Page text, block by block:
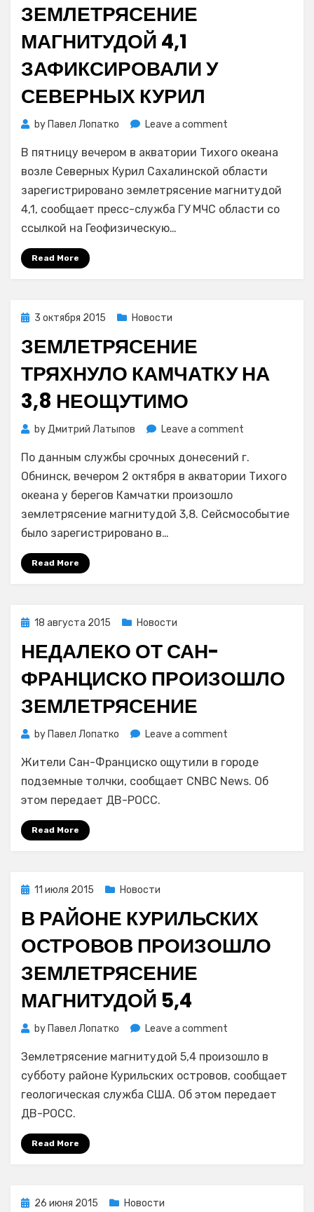
ЗЕМЛЕТРЯСЕНИЕ
МАГНИТУДОЙ 4,1
ЗАФИКСИРОВАЛИ У
СЕВЕРНЫХ КУРИЛ
by Павел Лопатко Leave a comment
магнитудой
4,1
зафиксировали
Северных
В пятницу вечером в акватории Тихого океана
возле Северных Курил Сахалинской области
зарегистрировано землетрясение магнитудой
4,1, сообщает пресс-служба ГУ МЧС области со
ссылкой на Геофизическую…
Read More
Posted
3 октября 2015 Новости
ЗЕМЛЕТРЯСЕНИЕ
ТРЯХНУЛО КАМЧАТКУ НА
3,8 НЕОЩУТИМО
byДмитрий Латыпов Leave a comment
тряхнуло
Камчатку
неощутимо
По данным службы срочных донесений г.
Обнинск, вечером 2 октября в акватории Тихого
океана у берегов Камчатки произошло
землетрясение магнитудой 3,8. Сейсмособытие
было зарегистрировано в…
Read More
Posted
18 августа 2015 Новости
НЕДАЛЕКО ОТ САН-
ФРАНЦИСКО ПРОИЗОШЛО
ЗЕМЛЕТРЯСЕНИЕ
by Павел Лопатко Leave a comment
от
Сан-
Жители Сан-Франциско ощутили в городе
подземные толчки, сообщает CNBC News. Об
этом передает ДВ-РОСС.
Read More
Posted
11 июля 2015 Новости
В РАЙОНЕ КУРИЛЬСКИХ
ОСТРОВОВ ПРОИЗОШЛО
ЗЕМЛЕТРЯСЕНИЕ
МАГНИТУДОЙ 5,4
by Павел Лопатко Leave a comment
районе
Курильских
островов
Землетрясение магнитудой 5,4 произошло в
субботу районе Курильских островов, сообщает
геологическая служба США. Об этом передает
ДВ-РОСС.
Read More
Posted
26 июня 2015 Новости